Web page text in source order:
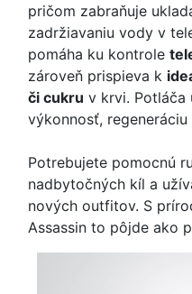
pričom zabraňuje
zadržiavaniu vody v
pomáha ku kontrole
zároveň prispieva k
či cukru v krvi. Potláča
výkonnosť,
Potrebujete pomocnú
nadbytočných kíl a
nových outfitov. S
Assassin to pôjde ako